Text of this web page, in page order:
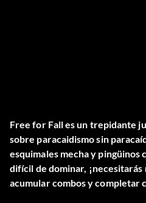
Free for Fall es un trepidante
sobre paracaidismo sin
esquimales mecha y pingüinos
difícil de dominar,
acumular combos y completar